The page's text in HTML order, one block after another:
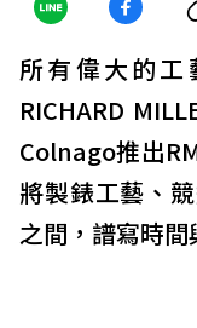
所有偉大的工
RICHARD
Colnago推出
將製錶工藝、
之間，譜寫時間